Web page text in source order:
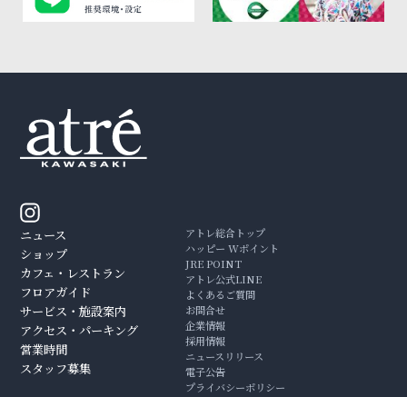
ニュース
ショップ
カフェ・レストラン
フロアガイド
サービス・施設案内
アクセス・パーキング
営業時間
スタッフ募集
アトレ総合トップ
ハッピー Wポイント
JRE POINT
アトレ公式LINE
よくあるご質問
お問合せ
企業情報
採用情報
ニュースリリース
電子公告
プライバシーポリシー